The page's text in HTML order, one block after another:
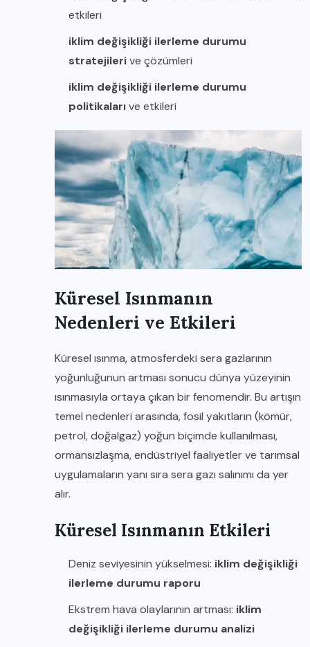
etkileri
iklim değişikliği ilerleme durumu
stratejilerive çözümleri
iklim değişikliği ilerleme durumu
politikalarıve etkileri
Küresel Isınmanın
Nedenleri ve Etkileri
Küresel ısınma, atmosferdeki sera gazlarının
yoğunluğunun artması sonucu dünya yüzeyinin
ısınmasıyla ortaya çıkan bir fenomendir. Bu artışın
temel nedenleri arasında, fosil yakıtların (kömür,
petrol, doğalgaz) yoğun biçimde kullanılması,
ormansızlaşma, endüstriyel faaliyetler ve tarımsal
uygulamaların yanı sıra sera gazı salınımı da yer
alır.
Küresel Isınmanın Etkileri
Deniz seviyesinin yükselmesi: iklim değişikliği
ilerleme durumu raporu
Ekstrem hava olaylarının artması: iklim
değişikliği ilerleme durumu analizi